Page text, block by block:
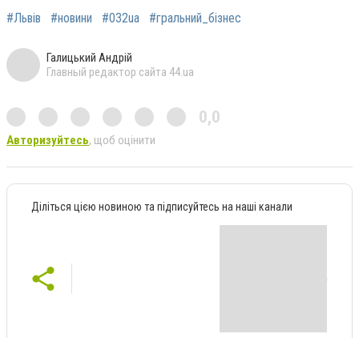
#Львів #новини #032ua #гральний_бізнес
Галицький Андрій
Главный редактор сайта 44.ua
0,0
Авторизуйтесь, щоб оцінити
Діліться цією новиною та підписуйтесь на наші канали